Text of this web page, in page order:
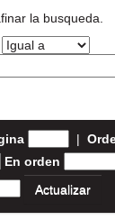
la busqueda.
|
En orden